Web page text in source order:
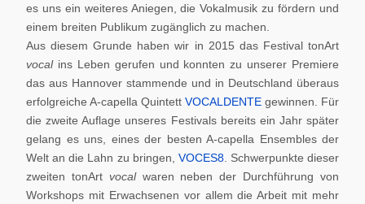
es uns ein weiteres Aniegen, die Vokalmusik zu fördern und
einem breiten Publikum zugänglich zu machen.
Aus diesem Grunde haben wir in 2015 das Festival tonArt
vocal ins Leben gerufen und konnten zu unserer Premiere
das aus Hannover stammende und in Deutschland überaus
erfolgreiche A-capella Quintett VOCALDENTE gewinnen. Für
die zweite Auflage unseres Festivals bereits ein Jahr später
gelang es uns, eines der besten A-capella Ensembles der
Welt an die Lahn zu bringen, VOCES8. Schwerpunkte dieser
zweiten tonArt vocalwaren neben der Durchführung von
Workshops mit Erwachsenen vor allem die Arbeit mit mehr